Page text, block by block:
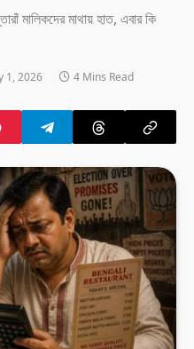
মালিকদের মাথায় হাত, এবার কি
1, 2026 4 Mins Read